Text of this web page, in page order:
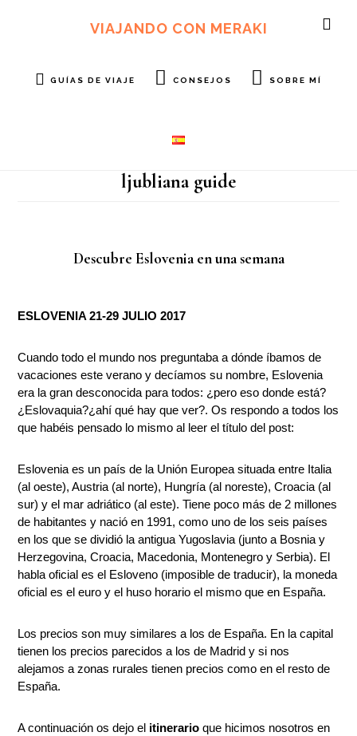
VIAJANDO CON MERAKI
GUÍAS DE VIAJE CONSEJOS SOBRE MÍ
ljubliana guide
Descubre Eslovenia en una semana
ESLOVENIA 21-29 JULIO 2017
Cuando todo el mundo nos preguntaba a dónde íbamos de
vacaciones este verano y decíamos su nombre, Eslovenia
era la gran desconocida para todos: ¿pero eso donde está?
¿Eslovaquia?¿ahí qué hay que ver?. Os respondo a todos los
que habéis pensado lo mismo al leer el título del post:
Eslovenia es un país de la Unión Europea situada entre Italia
(al oeste), Austria (al norte), Hungría (al noreste), Croacia (al
sur) y el mar adriático (al este). Tiene poco más de 2 millones
de habitantes y nació en 1991, como uno de los seis países
en los que se dividió la antigua Yugoslavia (junto a Bosnia y
Herzegovina, Croacia, Macedonia, Montenegro y Serbia). El
habla oficial es el Esloveno (imposible de traducir), la moneda
oficial es el euro y el huso horario el mismo que en España.
Los precios son muy similares a los de España. En la capital
tienen los precios parecidos a los de Madrid y si nos
alejamos a zonas rurales tienen precios como en el resto de
España.
A continuación os dejo el itinerario que hicimos nosotros en